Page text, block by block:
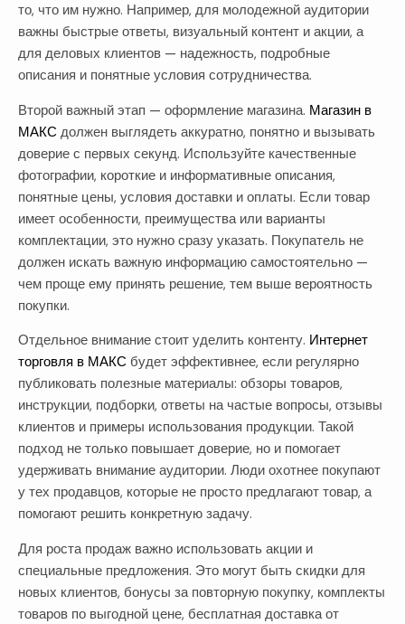
то, что им нужно. Например, для молодежной аудитории
важны быстрые ответы, визуальный контент и акции, а
для деловых клиентов — надежность, подробные
описания и понятные условия сотрудничества.
Второй важный этап — оформление магазина. Магазин в
МАКС должен выглядеть аккуратно, понятно и вызывать
доверие с первых секунд. Используйте качественные
фотографии, короткие и информативные описания,
понятные цены, условия доставки и оплаты. Если товар
имеет особенности, преимущества или варианты
комплектации, это нужно сразу указать. Покупатель не
должен искать важную информацию самостоятельно —
чем проще ему принять решение, тем выше вероятность
покупки.
Отдельное внимание стоит уделить контенту. Интернет
торговля в МАКС будет эффективнее, если регулярно
публиковать полезные материалы: обзоры товаров,
инструкции, подборки, ответы на частые вопросы, отзывы
клиентов и примеры использования продукции. Такой
подход не только повышает доверие, но и помогает
удерживать внимание аудитории. Люди охотнее покупают
у тех продавцов, которые не просто предлагают товар, а
помогают решить конкретную задачу.
Для роста продаж важно использовать акции и
специальные предложения. Это могут быть скидки для
новых клиентов, бонусы за повторную покупку, комплекты
товаров по выгодной цене, бесплатная доставка от